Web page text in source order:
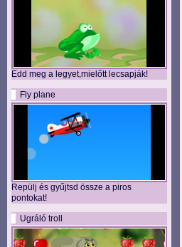
Edd meg a legyet,mielőtt lecsapják!
Fly plane
Repülj és gyűjtsd össze a piros
pontokat!
Ugráló troll